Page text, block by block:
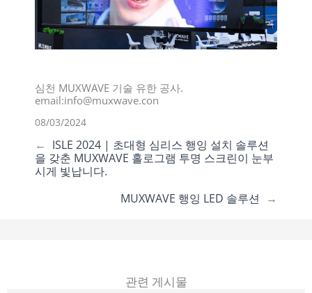
심천 MUXWAVE 기술 유한 공사.
email:info@muxwave.con
08/03/2024
← ISLE 2024 | 초대형 심리스 행잉 설치 솔루션
을 갖춘 MUXWAVE 홀로그램 투명 스크린이 눈부
시게 빛납니다.
MUXWAVE 행잉 LED 솔루션
→
관련 게시물